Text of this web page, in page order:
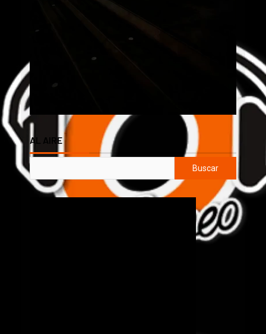
AL AIRE
Buscar